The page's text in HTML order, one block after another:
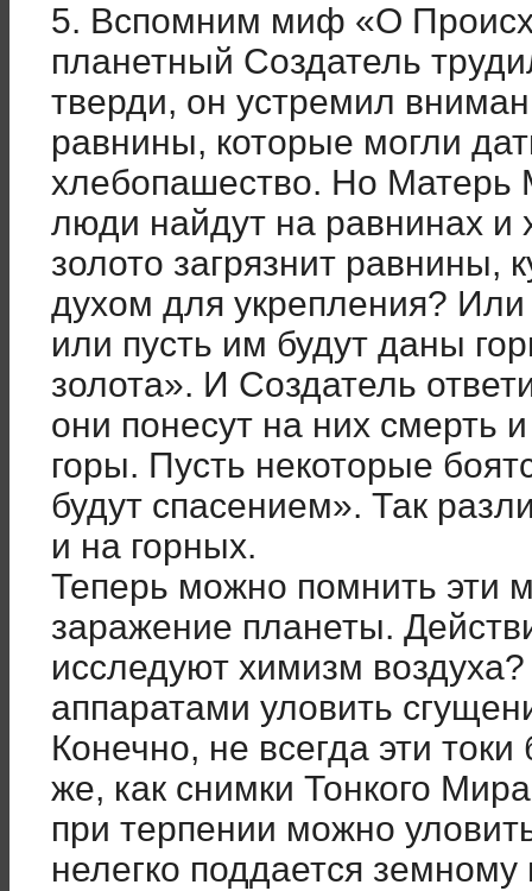
5. Вспомним миф «О
планетный Создатель
тверди, он устремил
равнины, которые могли
хлебопашество. Но Матерь
люди найдут на равнинах и
золото загрязнит равнины,
духом для укрепления? Или
или пусть им будут даны
золота». И Создатель
они понесут на них смерть
горы. Пусть некоторые
будут спасением». Так
и на горных.
Теперь можно помнить эти
заражение планеты.
исследуют химизм
аппаратами уловить
Конечно, не всегда эти
же, как снимки Тонкого
при терпении можно
нелегко поддается